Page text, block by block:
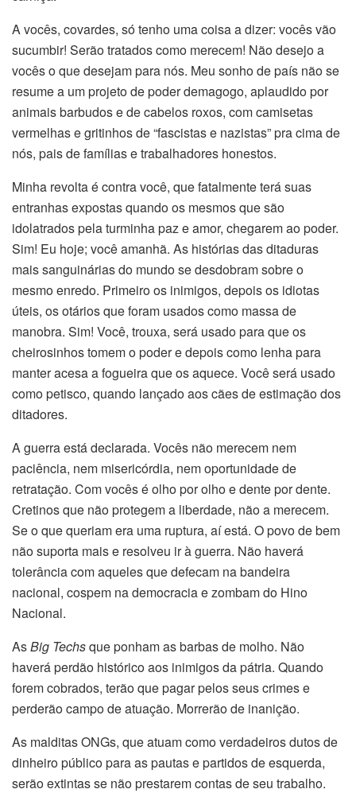
A vocês, covardes, só tenho uma coisa a dizer: vocês vão
sucumbir! Serão tratados como merecem! Não desejo a
vocês o que desejam para nós. Meu sonho de país não se
resume a um projeto de poder demagogo, aplaudido por
animais barbudos e de cabelos roxos, com camisetas
vermelhas e gritinhos de “fascistas e nazistas” pra cima de
nós, pais de famílias e trabalhadores honestos.
Minha revolta é contra você, que fatalmente terá suas
entranhas expostas quando os mesmos que são
idolatrados pela turminha paz e amor, chegarem ao poder.
Sim! Eu hoje; você amanhã. As histórias das ditaduras
mais sanguinárias do mundo se desdobram sobre o
mesmo enredo. Primeiro os inimigos, depois os idiotas
úteis, os otários que foram usados como massa de
manobra. Sim! Você, trouxa, será usado para que os
cheirosinhos tomem o poder e depois como lenha para
manter acesa a fogueira que os aquece. Você será usado
como petisco, quando lançado aos cães de estimação dos
ditadores.
A guerra está declarada. Vocês não merecem nem
paciência, nem misericórdia, nem oportunidade de
retratação. Com vocês é olho por olho e dente por dente.
Cretinos que não protegem a liberdade, não a merecem.
Se o que queriam era uma ruptura, aí está. O povo de bem
não suporta mais e resolveu ir à guerra. Não haverá
tolerância com aqueles que defecam na bandeira
nacional, cospem na democracia e zombam do Hino
Nacional.
AsBig Techsque ponham as barbas de molho. Não
haverá perdão histórico aos inimigos da pátria. Quando
forem cobrados, terão que pagar pelos seus crimes e
perderão campo de atuação. Morrerão de inanição.
As malditas ONGs, que atuam como verdadeiros dutos de
dinheiro público para as pautas e partidos de esquerda,
serão extintas se não prestarem contas de seu trabalho.